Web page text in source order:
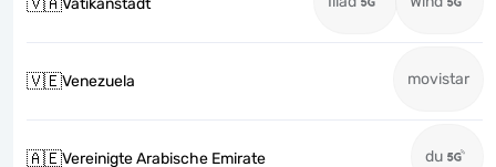
Vatikanstadt
🇻🇪Venezuela movistar
🇦🇪Vereinigte Arabische Emirate du